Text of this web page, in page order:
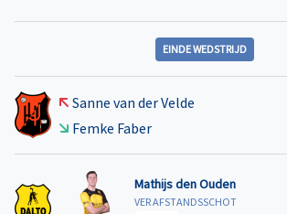
EINDE WEDSTRIJD
Sanne van der Velde
Femke Faber
Mathijs den Ouden
VER AFSTANDSSCHOT